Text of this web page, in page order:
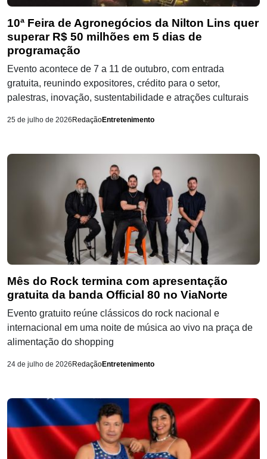
10ª Feira de Agronegócios da Nilton Lins quer
superar R$ 50 milhões em 5 dias de
programação
Evento acontece de 7 a 11 de outubro, com entrada
gratuita, reunindo expositores, crédito para o setor,
palestras, inovação, sustentabilidade e atrações culturais
25 de julho de 2026 RedaçãoEntretenimento
Mês do Rock termina com apresentação
gratuita da banda Official 80 no ViaNorte
Evento gratuito reúne clássicos do rock nacional e
internacional em uma noite de música ao vivo na praça de
alimentação do shopping
24 de julho de 2026 RedaçãoEntretenimento